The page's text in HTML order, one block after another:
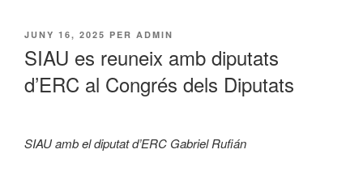
PUBLICAT
JUNY 16, 2025 PER ADMIN
SIAU es reuneix amb diputats
d’ERC al Congrés dels Diputats
SIAU amb el diputat d’ERC Gabriel Rufián